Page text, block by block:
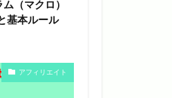
（マクロ）
基本ルール
アフィリエイト